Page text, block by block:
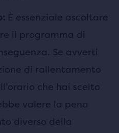
È essenziale ascoltare
il programma di
Se avverti
di rallentamento
che hai scelto
valere la pena
diverso della